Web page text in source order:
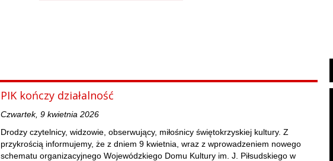
PIK kończy działalność
Czwartek, 9 kwietnia 2026
Drodzy czytelnicy, widzowie, obserwujący, miłośnicy świętokrzyskiej kultury. Z
przykrością informujemy, że z dniem 9 kwietnia, wraz z wprowadzeniem nowego
schematu organizacyjnego Wojewódzkiego Domu Kultury im. J. Piłsudskiego w